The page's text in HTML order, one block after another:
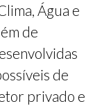
Água e
de
de
privado e